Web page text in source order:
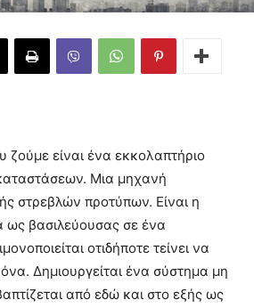
ζούμε είναι ένα εκκολαπτήριο
Μια μηχανή
στρεβλών προτύπων. Είναι η
ως βασιλεύουσας σε ένα
οτιδήποτε τείνει να
Δημιουργείται ένα σύστημα μη
από εδώ και στο εξής ως